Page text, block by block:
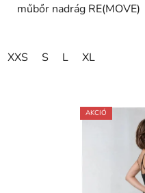
műbőr nadrág RE(MOVE)
XXS S L XL
AKCIÓ